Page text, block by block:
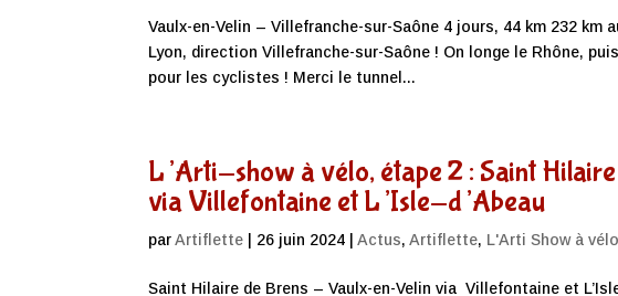
Vaulx-en-Velin – Villefranche-sur-Saône 4 jours, 44 km 232 km
Lyon, direction Villefranche-sur-Saône ! On longe le Rhône,
pour les cyclistes ! Merci le tunnel...
L’Arti-show à vélo, étape 2 : Saint
via Villefontaine et L’Isle-d’Abeau
parArtiflette 26 juin 2024 |Actus,Artiflette, L'Arti Show à vélo
Saint Hilaire de Brens – Vaulx-en-Velin via Villefontaine et